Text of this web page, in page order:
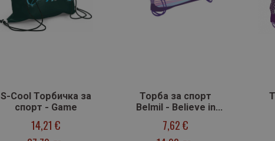
S-Cool Торбичка за
спорт - Game
14,21 €
Торба за спорт
Belmil - Believe in
magic
7,62 €